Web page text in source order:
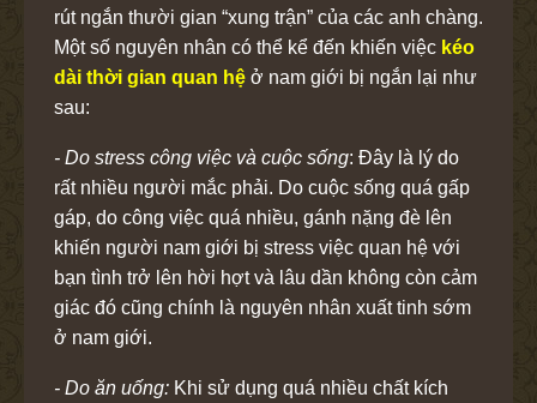
rút ngắn thười gian “xung trận” của các anh chàng.
Một số nguyên nhân có thể kể đến khiến việc kéo
dài thời gian quan hệ ở nam giới bị ngắn lại như
sau:
- Do stress công việc và cuộc sống: Đây là lý do
rất nhiều người mắc phải. Do cuộc sống quá gấp
gáp, do công việc quá nhiều, gánh nặng đè lên
khiến người nam giới bị stress việc quan hệ với
bạn tình trở lên hời hợt và lâu dần không còn cảm
giác đó cũng chính là nguyên nhân xuất tinh sớm
ở nam giới.
- Do ăn uống: Khi sử dụng quá nhiều chất kích